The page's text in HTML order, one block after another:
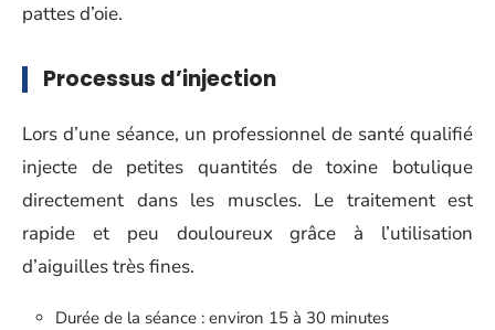
pattes d’oie.
Processus d’injection
Lors d’une séance, un professionnel de santé qualifié
injecte de petites quantités de toxine botulique
directement dans les muscles. Le traitement est
rapide et peu douloureux grâce à l’utilisation
d’aiguilles très fines.
Durée de la séance : environ 15 à 30 minutes